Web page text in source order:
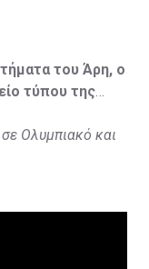
του Άρη, ο
τύπου της
Ολυμπιακό και